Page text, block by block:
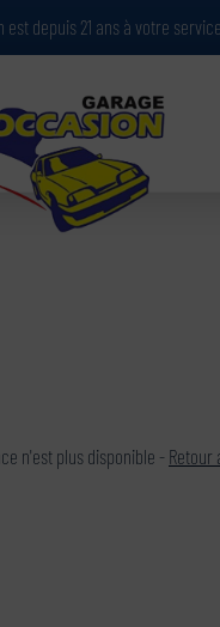
est depuis 21 ans à votre
n'est plus disponible -Retour